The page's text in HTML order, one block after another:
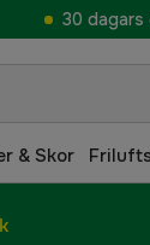
30
& Skor